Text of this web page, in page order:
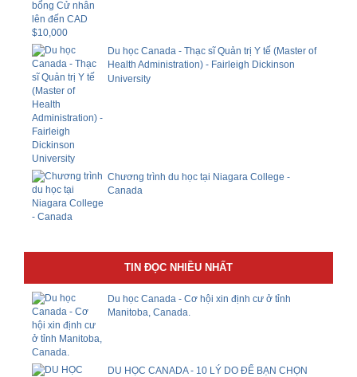
Du học Canada - Thạc sĩ Quản trị Y tế (Master of
Health Administration) - Fairleigh Dickinson
University
Chương trình du học tại Niagara College -
Canada
TIN ĐỌC NHIỀU NHẤT
Du học Canada - Cơ hội xin định cư ở tỉnh
Manitoba, Canada.
DU HỌC CANADA - 10 LÝ DO ĐỂ BẠN CHỌN